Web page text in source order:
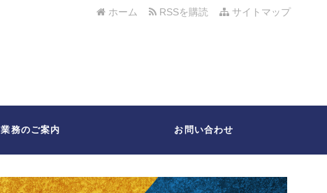
サイトマップ
RSSを購読
ホーム
業務のご案内 お問い合わせ